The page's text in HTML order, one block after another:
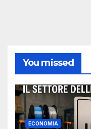
You missed
ECONOMIA